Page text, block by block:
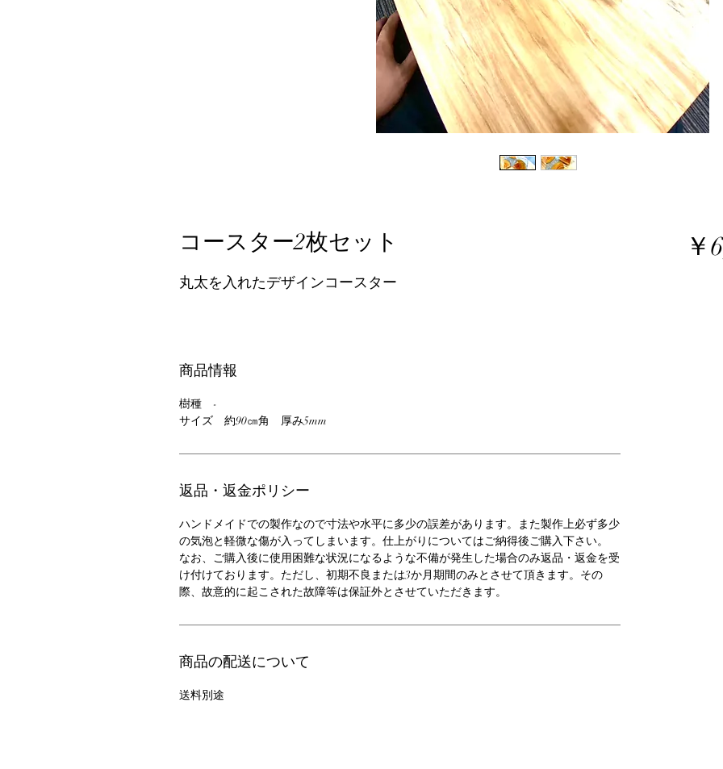
コースター2枚セット
丸太を入れたデザインコースター
商品情報
樹種　-
サイズ　約90㎝角　厚み5mm
返品・返金ポリシー
ハンドメイドでの製作なので寸法や水平に多少の誤差があります。また製作上必ず多少
の気泡と軽微な傷が入ってしまいます。仕上がりについてはご納得後ご購入下さい。
なお、ご購入後に使用困難な状況になるような不備が発生した場合のみ返品・返金を受
け付けております。ただし、初期不良または3か月期間のみとさせて頂きます。その
際、故意的に起こされた故障等は保証外とさせていただきます。
商品の配送について
送料別途
￥